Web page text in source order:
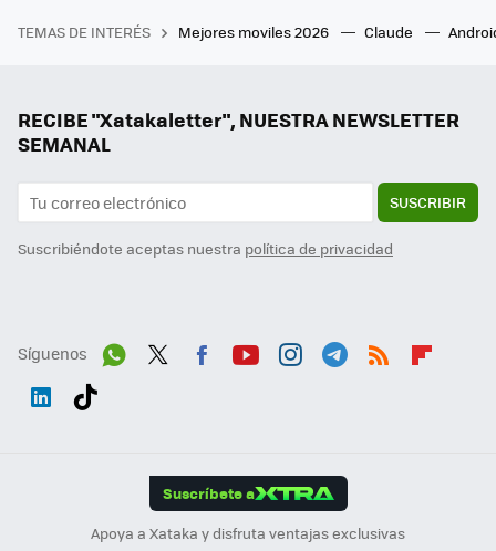
TEMAS DE INTERÉS Mejores moviles 2026 Claude
RECIBE "Xatakaletter", NUESTRA NEWSLETTER
SEMANAL
SUSCRIBIR
Suscribiéndote aceptas nuestra política de privacidad
Síguenos
Suscríbete a
Apoya a Xataka y disfruta ventajas exclusivas